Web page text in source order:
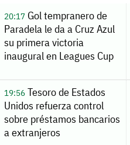
20:17Gol tempranero de
Paradela le da a Cruz Azul
su primera victoria
inaugural en Leagues Cup
19:56Tesoro de Estados
Unidos refuerza control
sobre préstamos bancarios
a extranjeros